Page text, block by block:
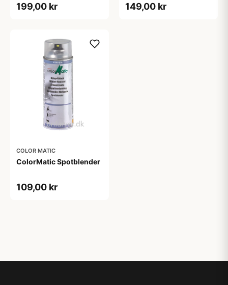
199,00 kr 149,00 kr
COLOR MATIC
ColorMatic Spotblender
109,00 kr